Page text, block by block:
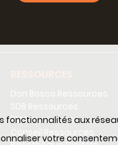
fonctionnalités aux
votre
RM Ressources
Conseil Ressources